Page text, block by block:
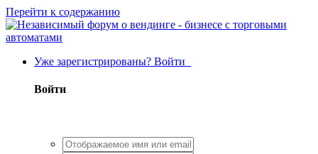
Перейти к содержанию
Уже зарегистрированы? Войти
Войти